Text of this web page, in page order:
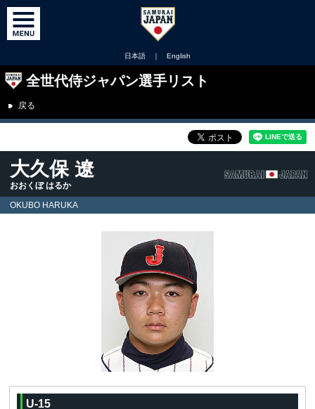
日本語 ｜ English
全世代侍ジャパン選手リスト
戻る
大久保 遼
おおくぼ はるか
OKUBO HARUKA
U-15